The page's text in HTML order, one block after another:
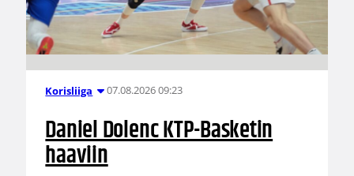
Korisliiga 07.08.2026 09:23
Daniel Dolenc KTP-Basketin
haaviin